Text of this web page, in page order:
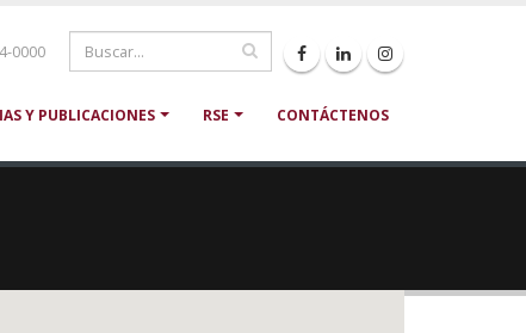
0000
Y PUBLICACIONES RSE CONTÁCTENOS